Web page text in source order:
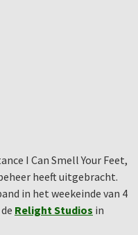
I Can Smell Your Feet,
heeft uitgebracht.
in het weekeinde van 4
Relight Studios in